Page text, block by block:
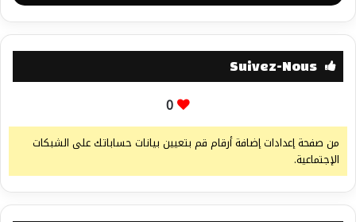
Suivez-Nous
0
من صفحة إعدادات إضافة أرقام قم بتعيين بيانات حساباتك على الشبكات
الإجتماعية.